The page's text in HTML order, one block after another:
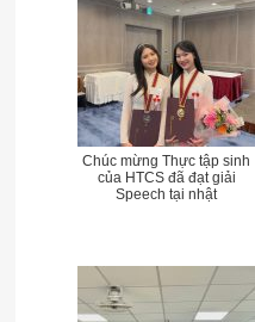
Chúc mừng Thực tập sinh
của HTCS đã đạt giải
Speech tại nhật